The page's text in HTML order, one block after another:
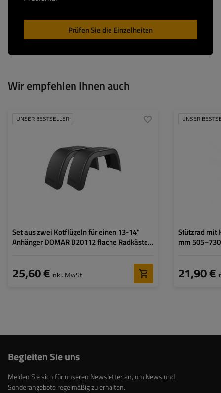
Prüfen Sie die Einzelheiten
Wir empfehlen Ihnen auch
UNSER BESTSELLER
Set aus zwei Kotflügeln für einen 13-14"
Anhänger DOMAR D20112 flache Radkästen
25,60 €inkl. MwSt
Breite des Kotflügels:
190 mm
Höhe des Kotflügels:
300 mm
Montagelöcher:
ja
UNSER
Stützrad mit
mm
21,90 €
Begleiten Sie uns
Melden Sie sich für unseren Newsletter an, um News und
Sonderangebote regelmäßig zu erhalten.